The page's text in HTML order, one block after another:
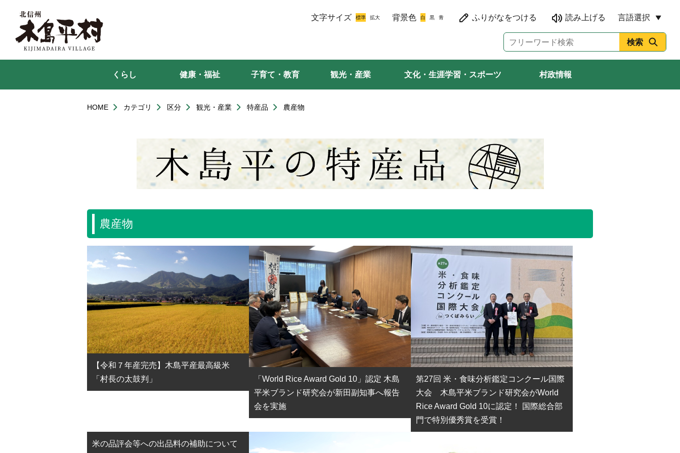
文字サイズ 背景色 言語選択
くらし 健康・福祉 子育て・教育 観光・産業 文化・生涯学習・スポーツ 村政情報
HOME カテゴリ 区分 観光・産業 特産品 農産物
農産物
【令和７年産完売】木島平産最高級米
「村長の太鼓判」
「World Rice Award Gold 10」認定 木島
平米ブランド研究会が新田副知事へ報告
会を実施
第27回 米・食味分析鑑定コンクール国際
大会 木島平米ブランド研究会がWorld
Rice Award Gold 10に認定！ 国際総合部
門で特別優秀賞を受賞！
米の品評会等への出品料の補助について